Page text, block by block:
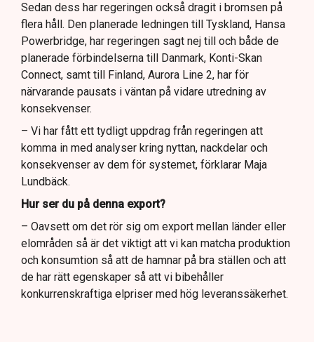
Sedan dess har regeringen också dragit i bromsen på
flera håll. Den planerade ledningen till Tyskland, Hansa
Powerbridge, har regeringen sagt nej till och både de
planerade förbindelserna till Danmark, Konti-Skan
Connect, samt till Finland, Aurora Line 2, har för
närvarande pausats i väntan på vidare utredning av
konsekvenser.
– Vi har fått ett tydligt uppdrag från regeringen att
komma in med analyser kring nyttan, nackdelar och
konsekvenser av dem för systemet, förklarar Maja
Lundbäck.
Hur ser du på denna export?
– Oavsett om det rör sig om export mellan länder eller
elområden så är det viktigt att vi kan matcha produktion
och konsumtion så att de hamnar på bra ställen och att
de har rätt egenskaper så att vi bibehåller
konkurrenskraftiga elpriser med hög leveranssäkerhet.